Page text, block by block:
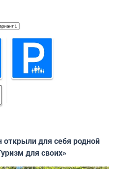
открыли для себя родной
для своих»